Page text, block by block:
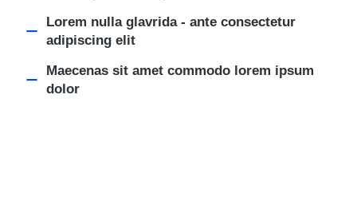
Lorem nulla glavrida - ante consectetur
adipiscing elit
Maecenas sit amet commodo lorem ipsum
dolor